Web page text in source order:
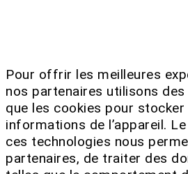
Pour offrir les meilleures
nos partenaires utilisons
que les cookies pour
informations de l’appareil.
ces technologies nous
partenaires, de traiter des